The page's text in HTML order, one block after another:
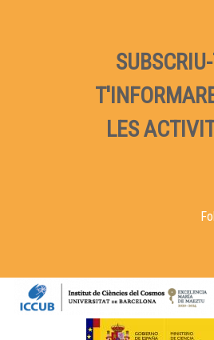
LES
Logos footer